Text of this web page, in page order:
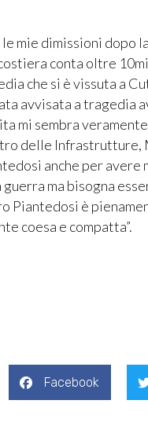
le mie dimissioni dopo
conta oltre
che si è vissuta a
avvisata a tragedia
mi sembra
delle Infrastrutture,
anche per
ma bisogna
Piantedosi è
coesa e compatta”.
Facebook